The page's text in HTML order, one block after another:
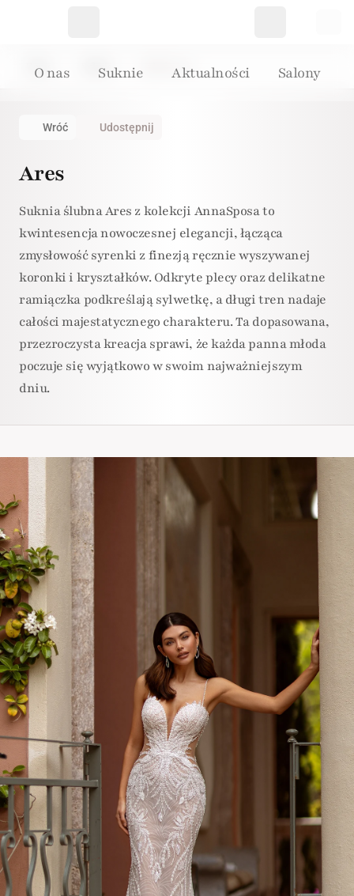
O nas Suknie Aktualności Salony
Home Suknie Suknia: 149
Wróć Udostępnij
Ares
Suknia ślubna Ares z kolekcji AnnaSposa to
kwintesencja nowoczesnej elegancji, łącząca
zmysłowość syrenki z finezją ręcznie wyszywanej
koronki i kryształków. Odkryte plecy oraz delikatne
ramiączka podkreślają sylwetkę, a długi tren nadaje
całości majestatycznego charakteru. Ta dopasowana,
przezroczysta kreacja sprawi, że każda panna młoda
poczuje się wyjątkowo w swoim najważniejszym
dniu.